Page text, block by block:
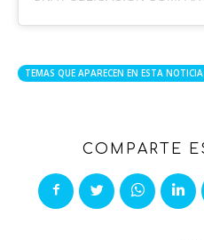
TEMAS QUE APARECEN EN ESTA NOTICIA:
COMPARTE